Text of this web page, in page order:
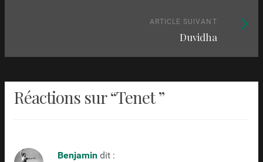
ARTICLE SUIVANT
Duvidha
Article
Réactions sur “Tenet”
Benjamin dit :